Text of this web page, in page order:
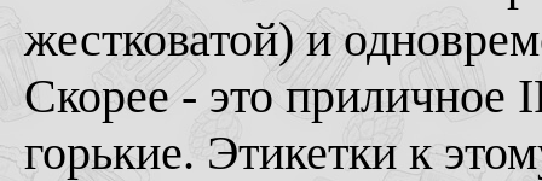
жестковатой) и
Скорее - это
горькие. Этикетки к